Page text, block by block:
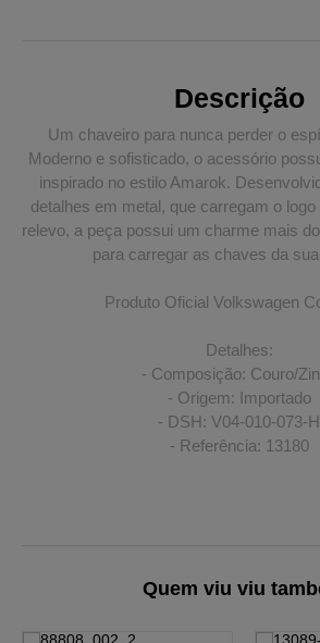
Descrição
Um chaveiro para nunca perder o
Moderno e sofisticado, o acessório
inspirado no estilo Amarok.
detalhes em metal, que carregam o
relevo, a peça possui um charme mais
para carregar as chaves da
Produto Oficial Volkswagen
Detalhes:
- Composição: Couro/
- Origem: Importado
- DSH: V04-010-073-H
- Referência: 13180
Quem viu viu